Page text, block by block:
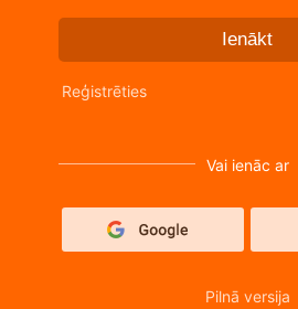
Ienākt
Reģistrēties
Vai ienāc ar
Pilnā versija